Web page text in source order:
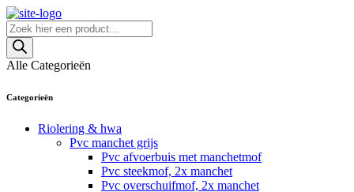
Skip
to
content
Producten
zoeken
Alle Categorieën
Categorieën
Riolering & hwa
Pvc manchet grijs
Pvc afvoerbuis met manchetmof
Pvc steekmof, 2x manchet
Pvc overschuifmof, 2x manchet